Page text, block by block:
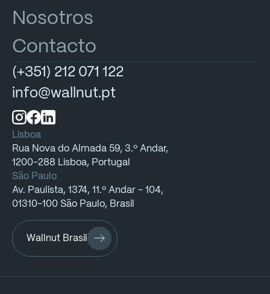
Nosotros
Contacto
(+351) 212 071 122
info@wallnut.pt
Lisboa
Rua Nova do Almada 59, 3.º Andar,
1200-288 Lisboa, Portugal
São Paulo
Av. Paulista, 1374, 11.º Andar - 104,
01310-100 São Paulo, Brasil
Wallnut Brasil